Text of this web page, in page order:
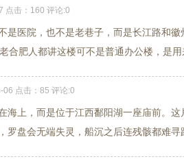
点击：160 评论:0
是医院，也不是老巷子，而是长江路和
合肥人都讲这楼可不是普通办公楼，是用
06 点击：85 评论:0
海上，而是位于江西鄱阳湖一座庙前。
盘会无端失灵，船沉之后连残骸都难寻